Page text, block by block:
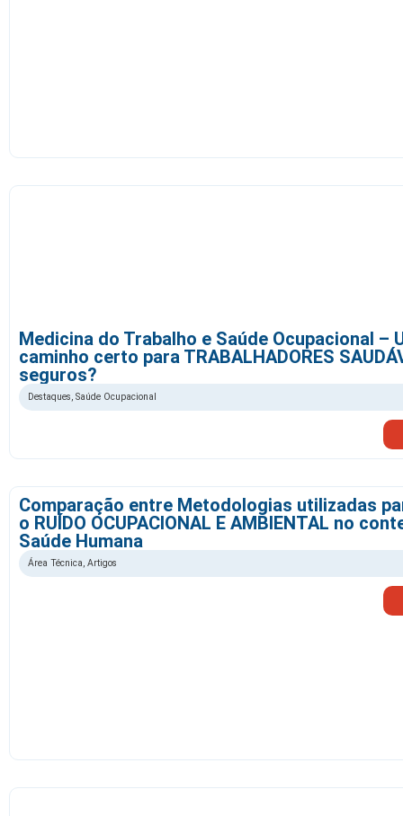
Medicina do Trabalho e Saúde Ocupacional –
caminho certo para TRABALHADORES
seguros?
Destaques, Saúde Ocupacional
Comparação entre Metodologias utilizadas
o RUÍDO OCUPACIONAL E AMBIENTAL no
Saúde Humana
Área Técnica, Artigos